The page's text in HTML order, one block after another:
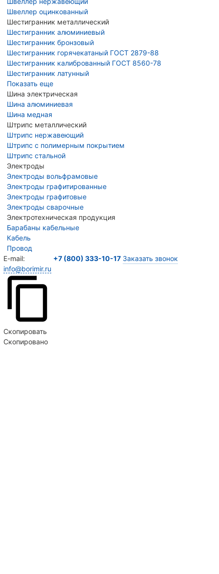
Швеллер оцинкованный
Шестигранник металлический
Шестигранник алюминиевый
Шестигранник бронзовый
Шестигранник горячекатаный ГОСТ 2879-88
Шестигранник калиброванный ГОСТ 8560-78
Шестигранник латунный
Показать еще
Шина электрическая
Шина алюминиевая
Шина медная
Штрипс металлический
Штрипс нержавеющий
Штрипс с полимерным покрытием
Штрипс стальной
Электроды
Электроды вольфрамовые
Электроды графитированные
Электроды графитовые
Электроды сварочные
Электротехническая продукция
Барабаны кабельные
Кабель
Провод
E-mail:
info@borimir.ru
Скопировать
Скопировано
+7 (800) 333-10-17 Заказать звонок